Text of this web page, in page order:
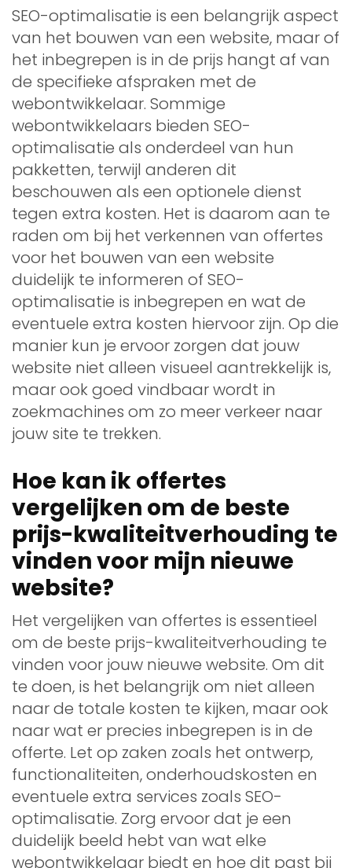
SEO-optimalisatie is een belangrijk aspect
van het bouwen van een website, maar of
het inbegrepen is in de prijs hangt af van
de specifieke afspraken met de
webontwikkelaar. Sommige
webontwikkelaars bieden SEO-
optimalisatie als onderdeel van hun
pakketten, terwijl anderen dit
beschouwen als een optionele dienst
tegen extra kosten. Het is daarom aan te
raden om bij het verkennen van offertes
voor het bouwen van een website
duidelijk te informeren of SEO-
optimalisatie is inbegrepen en wat de
eventuele extra kosten hiervoor zijn. Op die
manier kun je ervoor zorgen dat jouw
website niet alleen visueel aantrekkelijk is,
maar ook goed vindbaar wordt in
zoekmachines om zo meer verkeer naar
jouw site te trekken.
Hoe kan ik offertes
vergelijken om de beste
prijs-kwaliteitverhouding te
vinden voor mijn nieuwe
website?
Het vergelijken van offertes is essentieel
om de beste prijs-kwaliteitverhouding te
vinden voor jouw nieuwe website. Om dit
te doen, is het belangrijk om niet alleen
naar de totale kosten te kijken, maar ook
naar wat er precies inbegrepen is in de
offerte. Let op zaken zoals het ontwerp,
functionaliteiten, onderhoudskosten en
eventuele extra services zoals SEO-
optimalisatie. Zorg ervoor dat je een
duidelijk beeld hebt van wat elke
webontwikkelaar biedt en hoe dit past bij